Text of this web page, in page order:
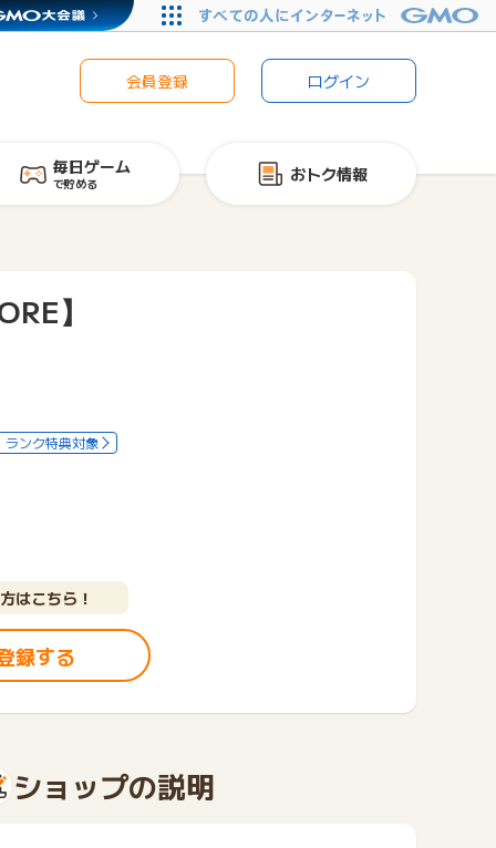
会員登録 ログイン
毎日ゲーム
で貯める おトク情報
】
ランク特典対象
はこちら！
録する
ショップの説明